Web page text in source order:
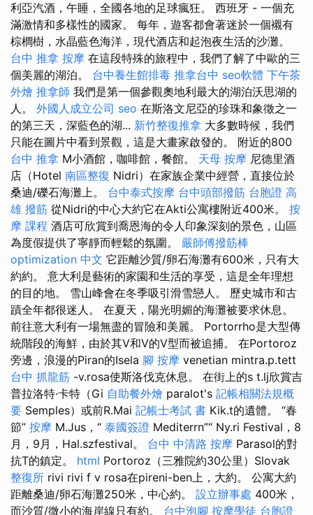
利亞汽酒，午睡，全國各地的足球瘋狂。 西班牙 - 一個充
滿激情和多樣性的國家。 每年，遊客都會著迷於一個襯有
棕櫚樹，水晶藍色海洋，現代酒店和起泡夜生活的沙灘。
台中 推拿 按摩 在這段特殊的旅程中，我們了解了中歐的三
個美麗的湖泊。 台中養生館排毒 推拿台中 seo軟體 下午茶
外燴 推拿師 我們是第一個參觀奧地利最大的湖泊沃思湖的
人。 外國人成立公司 seo 在斯洛文尼亞的珍珠和象徵之一
的第三天，深藍色的湖... 新竹整復推拿 大多數時候，我們
只能在圖片中看到景觀，這是大畫家啟發的。 附近的800
台中 推拿 M小酒館，咖啡館，餐館。 天母 按摩 尼德里酒
店（Hotel 南區整復 Nidri）在家族企業中經營，直接位於
桑迪/礫石海灘上。 台中泰式按摩 台中頭部撥筋 台胞證 高
雄 撥筋 從Nidri的中心大約它在Akti公寓樓附近400米。 按
摩 課程 酒店可欣賞到喬恩海的令人印象深刻的景色，山區
為度假提供了寧靜而輕鬆的氛圍。 嚴師傅撥筋棒
optimization 中文 它距離沙質/卵石海灘有600米，只有大
約約。 意大利是藝術的家園和生活的享受，這是全年理想
的目的地。 雪山峰會在冬季吸引滑雪戀人。 歷史城市和古
蹟全年都很迷人。 在夏天，陽光明媚的海灘被要求休息。
前往意大利有一場無盡的冒險和美麗。 Portorrho是大型傳
統階段的海鮮，由於其V和V的V型而被追捕。 在Portoroz
旁邊，浪漫的Piran的Isela 腳 按摩 venetian mintra.p.tett
台中 抓龍筋 -v.rosa使斯洛伐克休息。 在街上的s t.lj欣賞吉
普拉洛特·卡特（Gi 自助餐外燴 paralot's 記帳相關法規概
要 Semples）或前R.Mai 記帳士考試 書 Kik.t的遺體。 “春
節” 按摩 M.Jus，“ 泰國簽證 Mediterrn”“ Ny.ri Festival，8
月，9月，Hal.szfestival。 台中 中清路 按摩 Parasol的對
抗T的鎮定。 html Portoroz（三雅院約30公里）Slovak
整復所 rivi rivi f v rosa在pireni-ben上，大約。 公寓大約
距離桑迪/卵石海灘250米，中心約。 設立辦事處 400米，
而沙質/微小的海岸線只有約。 台中泡腳 按摩學徒 台胞證